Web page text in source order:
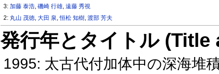
3:加藤 泰浩,磯崎 行雄,遠藤 秀視
2: 丸山 茂徳,大田 泉,恒松 知樹,渡部 芳夫
発行年とタイトル
1995: 太古代付加体中の深海堆